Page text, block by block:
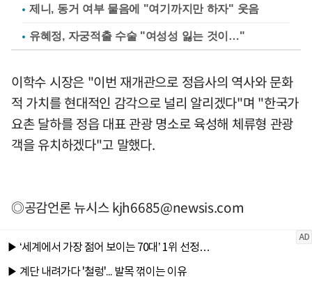
제니, 동거 여부 물음에 "여기까지만 하자" 웃음
유혜정, 자궁적출 수술 "여성성 잃는 것이…"
이학수 시장은 "이번 재개관으로 정읍사의 역사와 문화
적 가치를 현대적인 감각으로 널리 알리겠다"며 "한국가
요촌 달하를 정읍 대표 관광 명소로 육성해 체류형 관광
객을 유치하겠다"고 말했다.
◎공감언론 뉴시스kjh6685@newsis.com